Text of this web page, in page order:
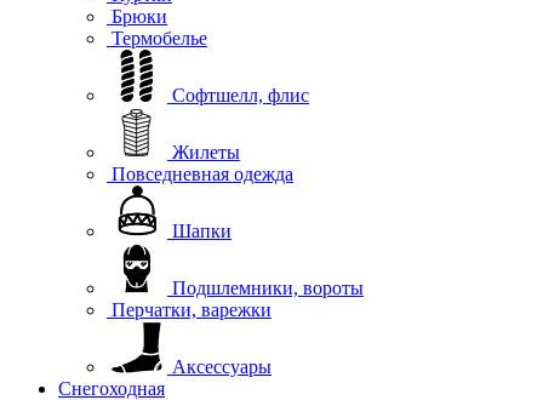
Брюки
Термобелье
Софтшелл, флис
Жилеты
Повседневная одежда
Шапки
Подшлемники, вороты
Перчатки, варежки
Аксессуары
Снегоходная